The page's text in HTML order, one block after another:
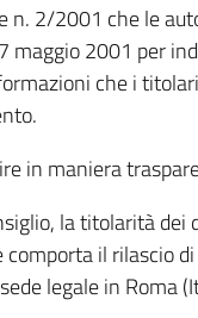
n. 2/2001 che le
2001 per
che i
in maniera
la titolarità
comporta il
legale in